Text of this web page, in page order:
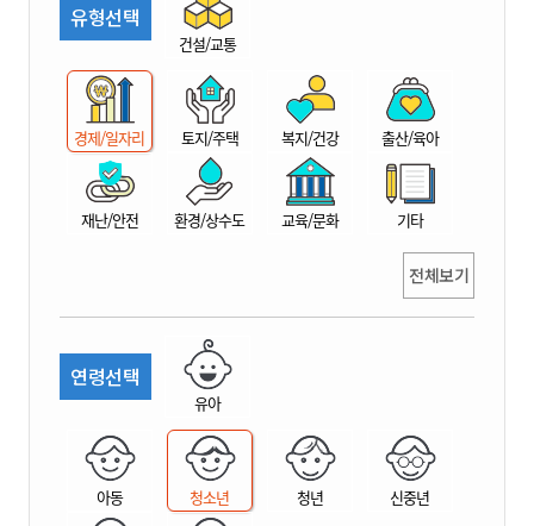
시
산
유형선택
건설/교통
경제/일자리 토지/주택 복지/건강 출산/육아
재난/안전 환경/상수도 교육/문화 기타
전체보기
연령선택
유아
아동 청소년 청년 신중년